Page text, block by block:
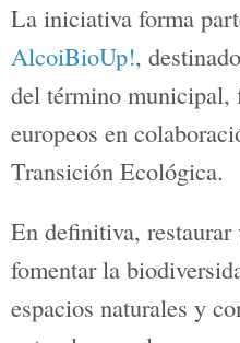
introduciendo
el Gallipato,
Carpa común.
la zona recreativa,
manera se puede
instalaran paneles
recuperará una
peatonal con el